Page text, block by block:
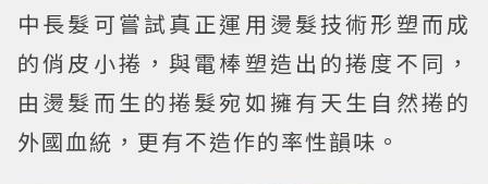
中長髮可嘗試真正運用燙髮技術形塑而成
的俏皮小捲，與電棒塑造出的捲度不同，
由燙髮而生的捲髮宛如擁有天生自然捲的
外國血統，更有不造作的率性韻味。